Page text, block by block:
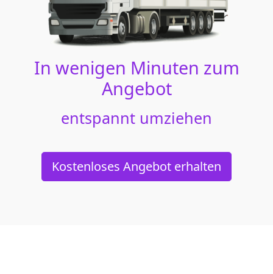
In wenigen Minuten zum
Angebot
entspannt umziehen
Kostenloses Angebot erhalten